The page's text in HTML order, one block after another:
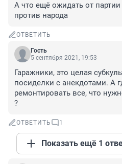
А что ещё ожидать от
против народа
ОТВЕТИТЬ
Гость
5 сентября 2021, 19:53
Гаражники, это целая
посиделки с анекдотами. А
ремонтировать все, что
?
ОТВЕТИТЬ 1
Показать ещё 1